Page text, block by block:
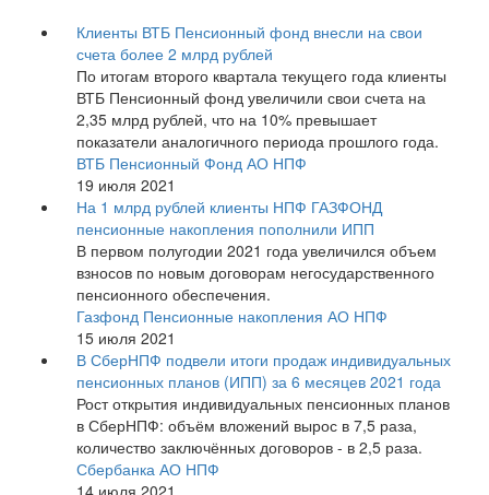
Клиенты ВТБ Пенсионный фонд внесли на свои
счета более 2 млрд рублей
По итогам второго квартала текущего года клиенты
ВТБ Пенсионный фонд увеличили свои счета на
2,35 млрд рублей, что на 10% превышает
показатели аналогичного периода прошлого года.
ВТБ Пенсионный Фонд АО НПФ
19 июля 2021
На 1 млрд рублей клиенты НПФ ГАЗФОНД
пенсионные накопления пополнили ИПП
В первом полугодии 2021 года увеличился объем
взносов по новым договорам негосударственного
пенсионного обеспечения.
Газфонд Пенсионные накопления АО НПФ
15 июля 2021
В СберНПФ подвели итоги продаж индивидуальных
пенсионных планов (ИПП) за 6 месяцев 2021 года
Рост открытия индивидуальных пенсионных планов
в СберНПФ: объём вложений вырос в 7,5 раза,
количество заключённых договоров - в 2,5 раза.
Сбербанка АО НПФ
14 июля 2021